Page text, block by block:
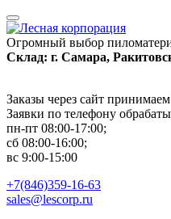
Огромный выбор
Склад: г. Самара,
Заказы через сайт принимаем
Заявки по телефону
пн-пт 08:00-17:00;
сб 08:00-16:00;
вс 9:00-15:00
+7(846)359-16-63
sales@lescorp.ru